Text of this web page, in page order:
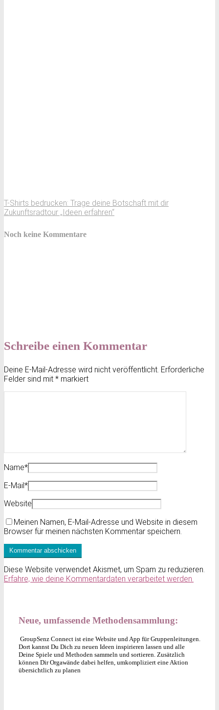
T-Shirts bedrucken: Trage deine Botschaft mit dir
Zukunftsradtour „Ideen erfahren“
Noch keine Kommentare
Schreibe einen Kommentar
Deine E-Mail-Adresse wird nicht veröffentlicht. Erforderliche
Felder sind mit * markiert
Name*
E-Mail *
Website
Meinen Namen, E-Mail-Adresse und Website in diesem
Browser für meinen nächsten Kommentar speichern.
Diese Website verwendet Akismet, um Spam zu reduzieren.
Erfahre, wie deine Kommentardaten verarbeitet werden.
Neue, umfassende Methodensammlung:
GroupSenz Connect ist eine Website und App für Gruppenleitungen.
Dort kannst Du Dich zu neuen Ideen inspirieren lassen und alle
Deine Spiele und Methoden sammeln und sortieren. Zusätzlich
können Dir Orgawände dabei helfen, umkompliziert eine Aktion
übersichtlich zu planen